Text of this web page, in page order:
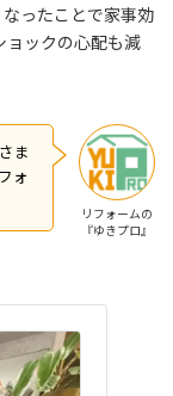
ったことで家事効
ョックの心配も減
リフォームの
『ゆきプロ』
ま
ォ